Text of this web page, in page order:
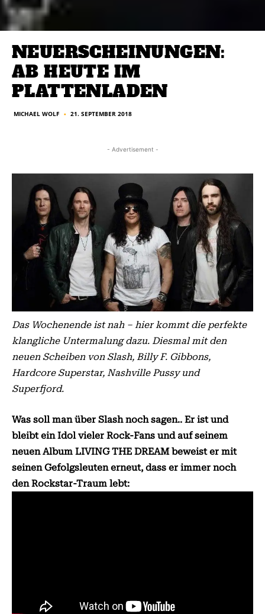
NEUERSCHEINUNGEN:
AB HEUTE IM
PLATTENLADEN
MICHAEL WOLF ■ 21. SEPTEMBER 2018
- Advertisement -
Das Wochenende ist nah – hier kommt die perfekte
klangliche Untermalung dazu. Diesmal mit den
neuen Scheiben von Slash, Billy F. Gibbons,
Hardcore Superstar, Nashville Pussy und
Superfjord.
Was soll man über Slash noch sagen.. Er ist und
bleibt ein Idol vieler Rock-Fans und auf seinem
neuen Album LIVING THE DREAM beweist er mit
seinen Gefolgsleuten erneut, dass er immer noch
den Rockstar-Traum lebt: